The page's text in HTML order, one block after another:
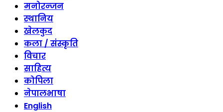
मनोरन्जन
स्थानिय
खेलकुद
कला / संस्कृति
विचार
साहित्य
कोपिला
नेपालभाषा
English